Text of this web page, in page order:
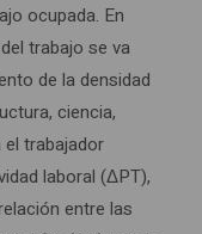
ocupada. En
trabajo se va
de la densidad
ciencia,
trabajador
laboral (ΔPT),
entre las